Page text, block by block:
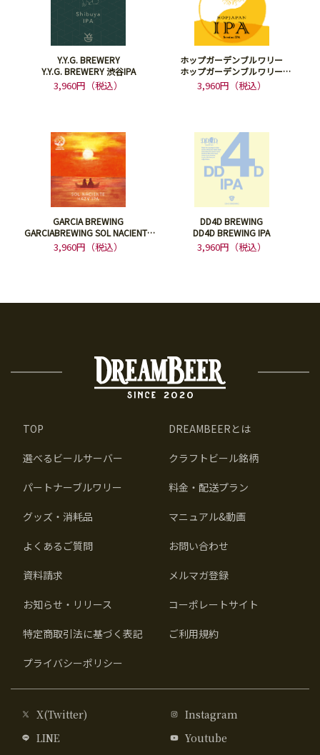
Y.Y.G. BREWERY
Y.Y.G. BREWERY 渋谷IPA
3,960円（税込）
ホップガーデンブルワリー
ホップガーデンブルワリー
HOPJAPAN IPA
3,960円（税込）
GARCIA BREWING
GARCIABREWING SOL NACIENTE
HAZY IPA DDH
3,960円（税込）
DD4D BREWING
DD4D BREWING IPA
3,960円（税込）
TOP DREAMBEERとは
選べるビールサーバー クラフトビール銘柄
パートナーブルワリー 料金・配送プラン
グッズ・消耗品 マニュアル&動画
よくあるご質問 お問い合わせ
資料請求 メルマガ登録
お知らせ・リリース コーポレートサイト
特定商取引法に基づく表記 ご利用規約
プライバシーポリシー
X(Twitter)
Instagram
LINE
Youtube